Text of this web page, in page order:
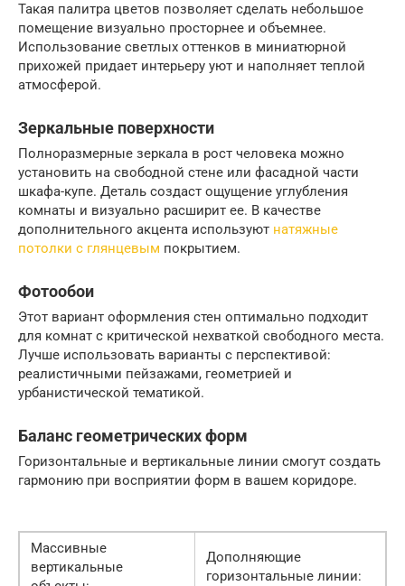
Такая палитра цветов позволяет сделать небольшое
помещение визуально просторнее и объемнее.
Использование светлых оттенков в миниатюрной
прихожей придает интерьеру уют и наполняет теплой
атмосферой.
Зеркальные поверхности
Полноразмерные зеркала в рост человека можно
установить на свободной стене или фасадной части
шкафа-купе. Деталь создаст ощущение углубления
комнаты и визуально расширит ее. В качестве
дополнительного акцента используют натяжные
потолки с глянцевым покрытием.
Фотообои
Этот вариант оформления стен оптимально подходит
для комнат с критической нехваткой свободного места.
Лучше использовать варианты с перспективой:
реалистичными пейзажами, геометрией и
урбанистической тематикой.
Баланс геометрических форм
Горизонтальные и вертикальные линии смогут создать
гармонию при восприятии форм в вашем коридоре.
Массивные
вертикальные
Дополняющие
горизонтальные линии: